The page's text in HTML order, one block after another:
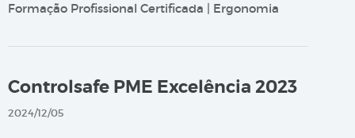
Formação Profissional Certificada | Ergonomia
Controlsafe PME Excelência 2023
2024/12/05